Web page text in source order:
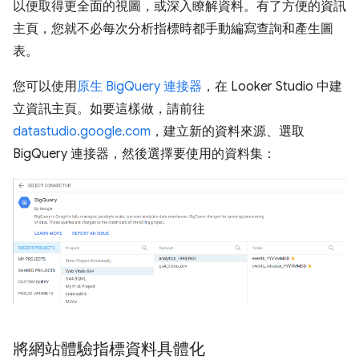
以便取得更全面的視圖，或深入瞭解資料。有了方便的資訊
主頁，您就不必每次分析指標時都手動編寫查詢和產生圖
表。
您可以使用原生 BigQuery 連接器 ，在 Looker Studio 中建
立資訊主頁。如要這樣做，請前往
datastudio.google.com ，建立新的資料來源、選取
BigQuery 連接器，然後選擇要使用的資料集：
將網站體驗指標資料具體化